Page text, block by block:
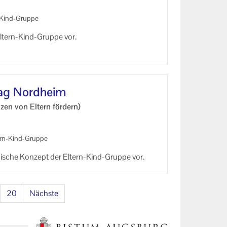
Gruppe
​Kind-Gruppe vor.
för­dern
Nord­heim
von El­tern för­dern)
​Kind-Gruppe
Kon­zept der Eltern-​Kind-Gruppe vor.
20 Nächste